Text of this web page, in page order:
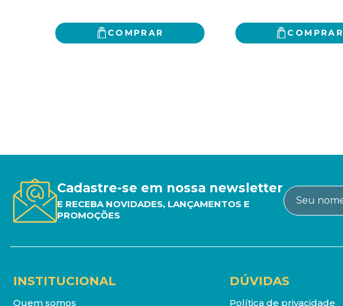
COMPRAR COMPRAR
Cadastre-se em nossa newsletter
E RECEBA NOVIDADES, LANÇAMENTOS E
PROMOÇÕES
INSTITUCIONAL
Quem somos
DÚVIDAS
Política de privacidade